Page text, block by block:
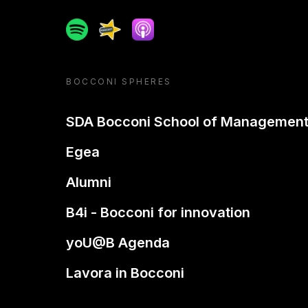
SpotifySpreakerApple podcast
BOCCONI SPHERES
SDA Bocconi School of Management
Egea
Alumni
B4i - Bocconi for innovation
yoU@B Agenda
Lavora in Bocconi